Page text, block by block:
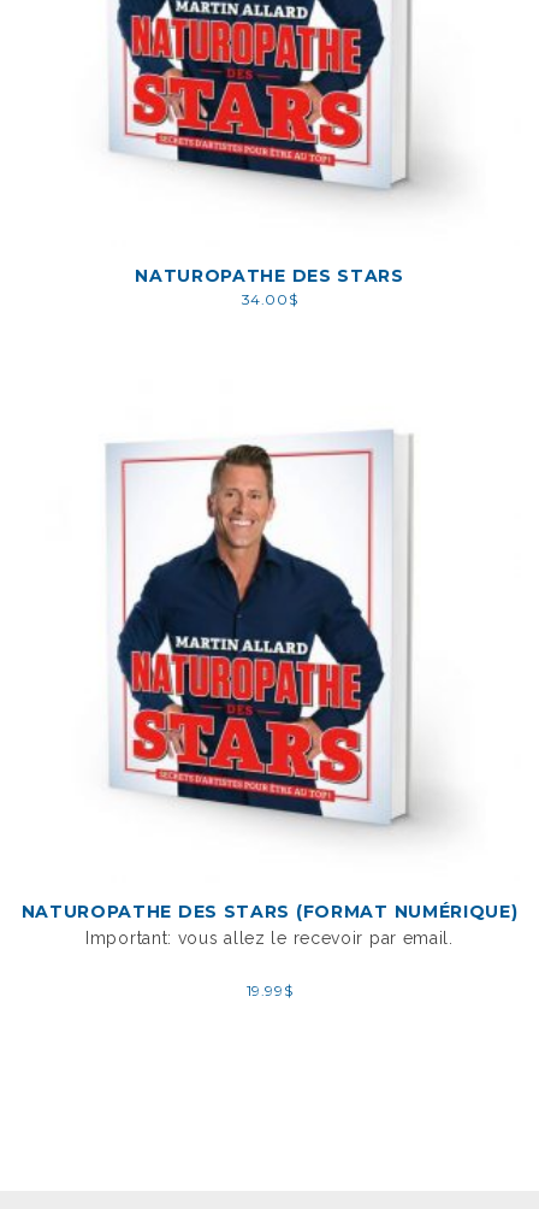
NATUROPATHE DES STARS
34.00 $
NATUROPATHE DES STARS (FORMAT NUMÉRIQUE)
Important: vous allez le recevoir par email.
19.99 $